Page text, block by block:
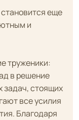
еще
и
труженики:
в решение
задач, стоящих
все усилия
Благодаря